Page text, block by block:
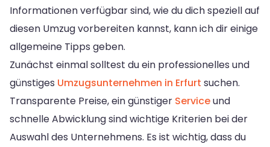
Informationen verfügbar sind, wie du dich speziell auf
diesen Umzug vorbereiten kannst, kann ich dir einige
allgemeine Tipps geben.
Zunächst einmal solltest du ein professionelles und
günstiges Umzugsunternehmen in Erfurt suchen.
Transparente Preise, ein günstiger Serviceund
schnelle Abwicklung sind wichtige Kriterien bei der
Auswahl des Unternehmens. Es ist wichtig, dass du